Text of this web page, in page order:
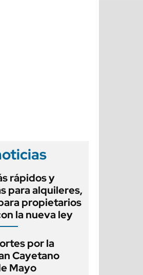
rápidos y
para alquileres,
propietarios
la nueva ley
por la
Cayetano
Mayo